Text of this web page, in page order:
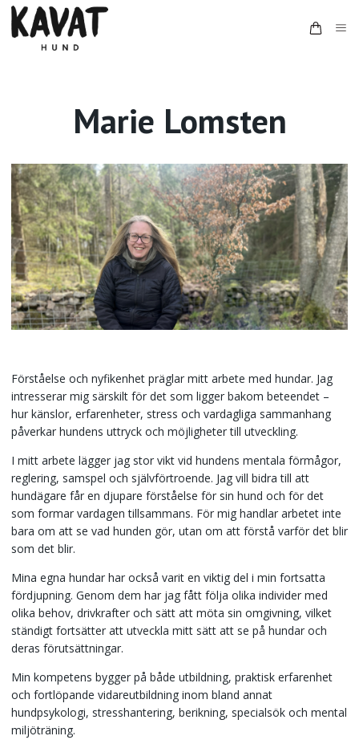
Marie Lomsten
Förståelse och nyfikenhet präglar mitt arbete med hundar. Jag
intresserar mig särskilt för det som ligger bakom beteendet –
hur känslor, erfarenheter, stress och vardagliga sammanhang
påverkar hundens uttryck och möjligheter till utveckling.
I mitt arbete lägger jag stor vikt vid hundens mentala förmågor,
reglering, samspel och självförtroende. Jag vill bidra till att
hundägare får en djupare förståelse för sin hund och för det
som formar vardagen tillsammans. För mig handlar arbetet inte
bara om att se vad hunden gör, utan om att förstå varför det blir
som det blir.
Mina egna hundar har också varit en viktig del i min fortsatta
fördjupning. Genom dem har jag fått följa olika individer med
olika behov, drivkrafter och sätt att möta sin omgivning, vilket
ständigt fortsätter att utveckla mitt sätt att se på hundar och
deras förutsättningar.
Min kompetens bygger på både utbildning, praktisk erfarenhet
och fortlöpande vidareutbildning inom bland annat
hundpsykologi, stresshantering, berikning, specialsök och mental
miljöträning.